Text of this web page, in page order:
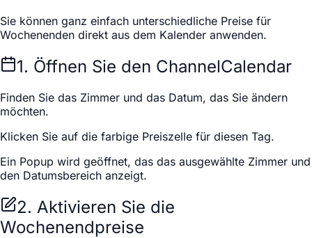
Sie können ganz einfach unterschiedliche Preise für
Wochenenden direkt aus dem Kalender anwenden.
1. Öffnen Sie den ChannelCalendar
Finden Sie das Zimmer und das Datum, das Sie ändern
möchten.
Klicken Sie auf die farbige Preiszelle für diesen Tag.
Ein Popup wird geöffnet, das das ausgewählte Zimmer und
den Datumsbereich anzeigt.
2. Aktivieren Sie die
Wochenendpreise